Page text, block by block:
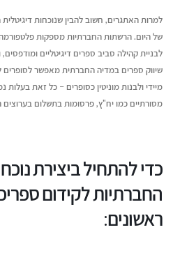
למרות האתגרים, חשוב להבין שנוכחות
של היום. הרשתות החברתיות מספקות פלטפורמה
לבניית קהילה סביב ספרים דיגיטליים
שיווק ספרים במדיה החברתית מאפשר
מיידי ולבנות מוניטין כסופרים – כל זאת בעלות
מסורתיים כמו יח"ץ, פרסומות בתשלום בערוצים
כדי להתחיל ביצירת
החברתיות לקידום
ראשונים: